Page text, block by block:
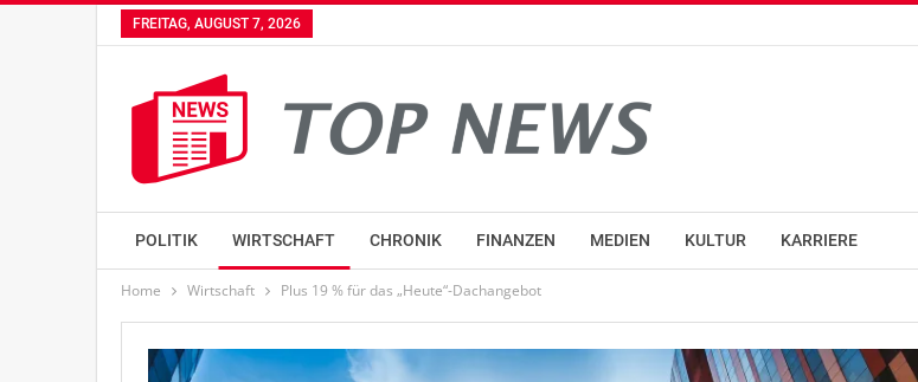
FREITAG, AUGUST 7, 2026
POLITIK WIRTSCHAFT CHRONIK FINANZEN MEDIEN KULTUR KARRIERE
Home Wirtschaft Plus 19 % für das „Heute“-Dachangebot